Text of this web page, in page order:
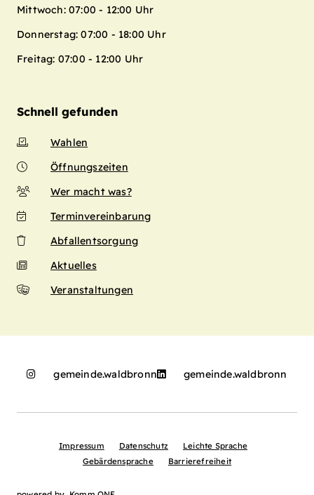
Mittwoch: 07:00 - 12:00 Uhr
Donnerstag: 07:00 - 18:00 Uhr
Freitag: 07:00 - 12:00 Uhr
Schnell gefunden
Wahlen
Öffnungszeiten
Wer macht was?
Terminvereinbarung
Abfallentsorgung
Aktuelles
Veranstaltungen
gemeinde.waldbronn gemeinde.waldbronn
Impressum Datenschutz
Leichte Sprache
Gebärdensprache
Barrierefreiheit